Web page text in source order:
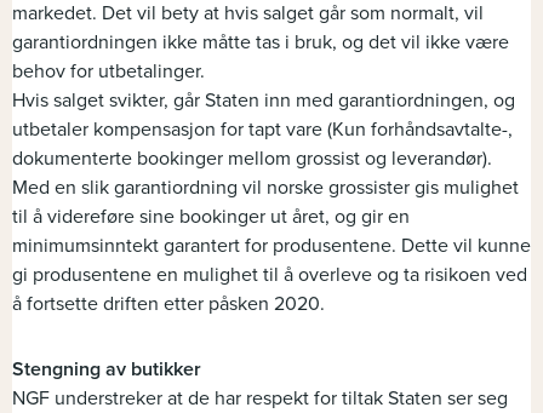
markedet. Det vil bety at hvis salget går som normalt, vil
garantiordningen ikke måtte tas i bruk, og det vil ikke være
behov for utbetalinger.
Hvis salget svikter, går Staten inn med garantiordningen, og
utbetaler kompensasjon for tapt vare (Kun forhåndsavtalte-,
dokumenterte bookinger mellom grossist og leverandør).
Med en slik garantiordning vil norske grossister gis mulighet
til å videreføre sine bookinger ut året, og gir en
minimumsinntekt garantert for produsentene. Dette vil kunne
gi produsentene en mulighet til å overleve og ta risikoen ved
å fortsette driften etter påsken 2020.
Stengning av butikker
NGF understreker at de har respekt for tiltak Staten ser seg